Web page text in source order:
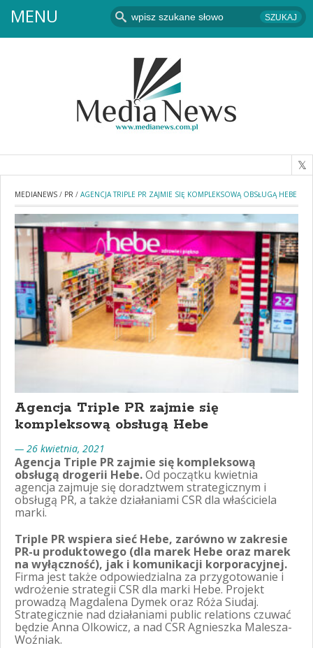
MENU
MEDIANEWS / PR / AGENCJA TRIPLE PR ZAJMIE SIĘ KOMPLEKSOWĄ OBSŁUGĄ HEBE
Agencja Triple PR zajmie się
kompleksową obsługą Hebe
— 26 kwietnia, 2021
Agencja Triple PR zajmie się kompleksową
obsługą drogerii Hebe.Od początku kwietnia
agencja zajmuje się doradztwem strategicznym i
obsługą PR, a także działaniami CSR dla właściciela
marki.
Triple PR wspiera sieć Hebe, zarówno w zakresie
PR-u produktowego (dla marek Hebe oraz marek
na wyłączność), jak i komunikacji korporacyjnej.
Firma jest także odpowiedzialna za przygotowanie i
wdrożenie strategii CSR dla marki Hebe. Projekt
prowadzą Magdalena Dymek oraz Róża Siudaj.
Strategicznie nad działaniami public relations czuwać
będzie Anna Olkowicz, a nad CSR Agnieszka Malesza-
Woźniak.